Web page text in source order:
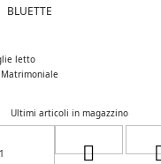
BLUETTE
letto
Matrimoniale
Ultimi articoli in magazzino